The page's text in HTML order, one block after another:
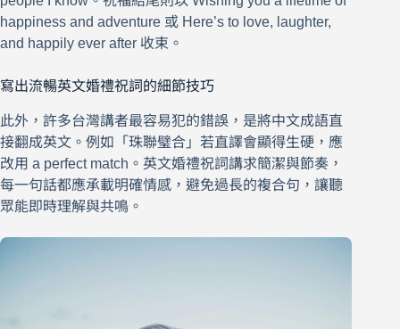
happiness and adventure 或 Here’s to love, laughter,
and happily ever after 收束。
寫出流暢英文婚禮祝詞的細節技巧
此外，許多台灣講者最容易犯的錯誤，是將中文成語直
接翻成英文。例如「珠聯璧合」若直譯會顯得生硬，應
改用 a perfect match。英文婚禮祝詞講求簡潔與節奏，
每一句話都應承載明確情感，避免過長的複合句，讓聽
眾能即時理解與共鳴。